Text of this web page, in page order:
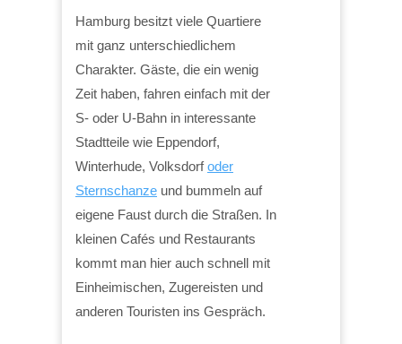
Hamburg besitzt viele Quartiere
mit ganz unterschiedlichem
Charakter. Gäste, die ein wenig
Zeit haben, fahren einfach mit der
S- oder U-Bahn in interessante
Stadtteile wie Eppendorf,
Winterhude, Volksdorfoder
Sternschanze und bummeln auf
eigene Faust durch die Straßen. In
kleinen Cafés und Restaurants
kommt man hier auch schnell mit
Einheimischen, Zugereisten und
anderen Touristen ins Gespräch.